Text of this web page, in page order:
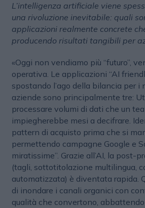
L’intelligenza artificiale viene
una rivoluzione inevitabile: quali
applicazioni realmente concrete
producendo risultati tangibili per
«Oggi non vendiamo più “futuro”,
operativa. Le applicazioni “AI
spostando l’ago della bilancia per i
aziende sono principalmente tre:
processare volumi di dati che un
impiegherebbe mesi a decifrare.
pattern di acquisto prima che si
permettendo campagne Google e
miratissime”. Grazie all’AI, la post-
(tagli, sottotitolazione multilingua,
automatizzata) è diventata rapida.
di inondare i canali organici con
qualità che convertono,